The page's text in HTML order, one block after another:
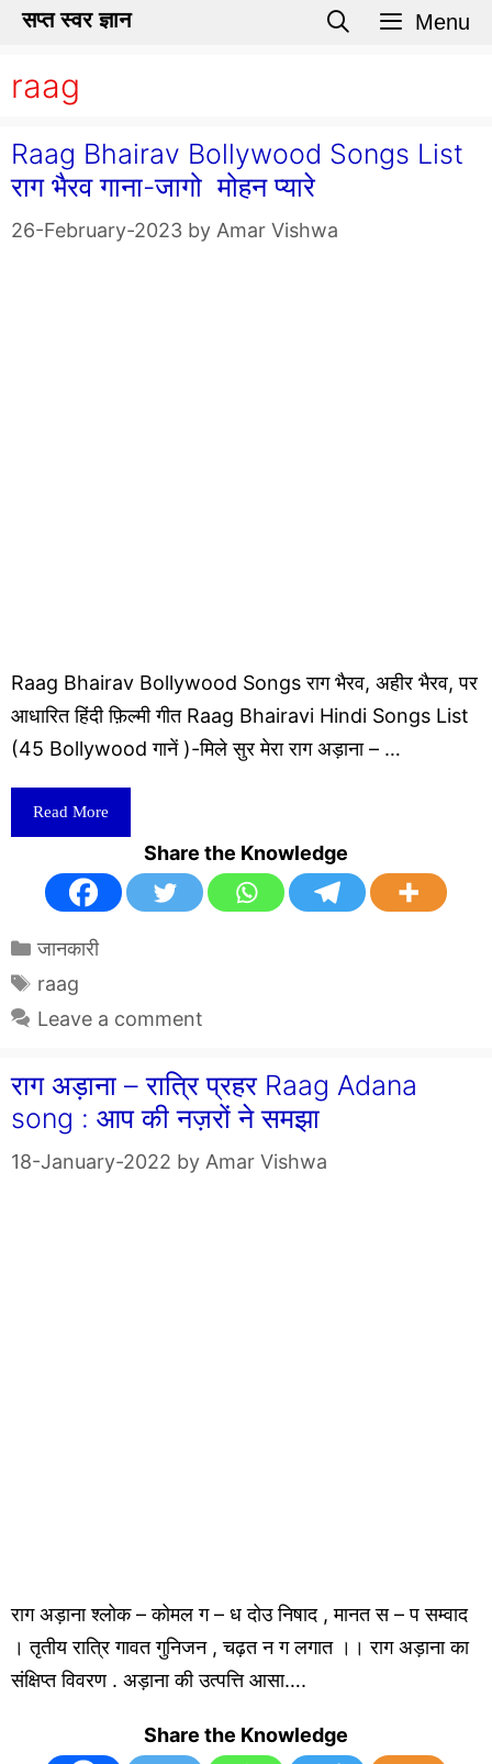
Skip
content
सप्त स्वर ज्ञान Menu
raag
Raag Bhairav Bollywood Songs List
राग भैरव गाना-जागो मोहन प्यारे
26-February-2023 by Amar Vishwa
Raag Bhairav Bollywood Songs राग भैरव, अहीर भैरव, पर
आधारित हिंदी फ़िल्मी गीत Raag Bhairavi Hindi Songs List
(45 Bollywood गानें )-मिले सुर मेरा राग अड़ाना – …
Read More
Share the Knowledge
Categories
जानकारी
Tags
raag
Leave a comment
राग अड़ाना – रात्रि प्रहर Raag Adana
song : आप की नज़रों ने समझा
18-January-2022 by Amar Vishwa
राग अड़ाना श्लोक – कोमल ग – ध दोउ निषाद , मानत स – प सम्वाद
। तृतीय रात्रि गावत गुनिजन , चढ़त न ग लगात ।। राग अड़ाना का
संक्षिप्त विवरण . अड़ाना की उत्पत्ति आसा….
Share the Knowledge